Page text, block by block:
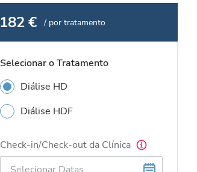
182 € / por tratamento
Selecionar o Tratamento
Diálise HD
Diálise HDF
Check-in/Check-out da Clínica